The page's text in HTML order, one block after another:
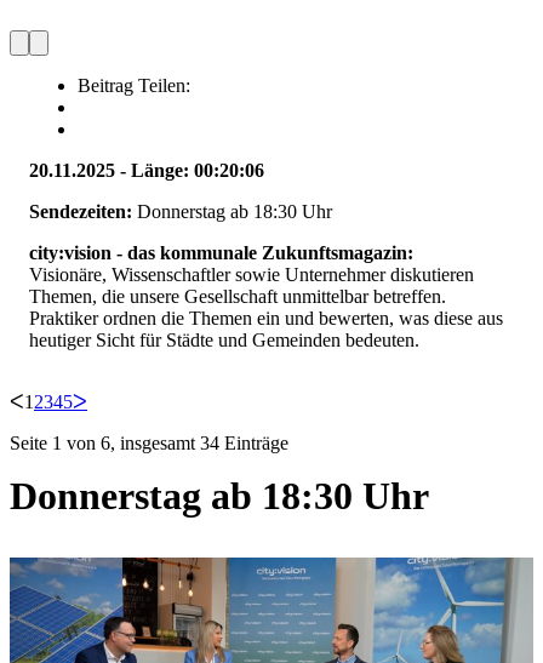
Beitrag Teilen:
20.11.2025 - Länge: 00:20:06
Sendezeiten: Donnerstag ab 18:30 Uhr
city:vision - das kommunale Zukunftsmagazin:
Visionäre, Wissenschaftler sowie Unternehmer diskutieren
Themen, die unsere Gesellschaft unmittelbar betreffen.
Praktiker ordnen die Themen ein und bewerten, was diese aus
heutiger Sicht für Städte und Gemeinden bedeuten.
ᐸ1 2345ᐳ
Seite 1 von 6, insgesamt 34 Einträge
Donnerstag ab 18:30 Uhr